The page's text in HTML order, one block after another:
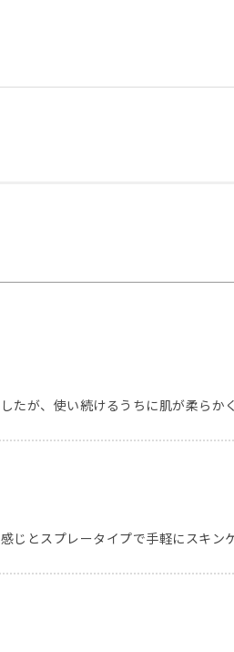
たが、使い続けるうちに肌が柔らか
じとスプレータイプで手軽にスキン